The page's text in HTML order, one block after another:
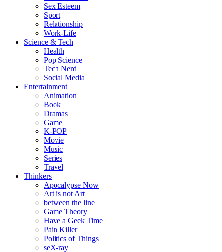
Sex Esteem
Sport
Relationship
Work-Life
Science & Tech
Health
Pop Science
Tech Nerd
Social Media
Entertainment
Animation
Book
Dramas
Game
K-POP
Movie
Music
Series
Travel
Thinkers
Apocalypse Now
Art is not Art
between the line
Game Theory
Have a Geek Time
Pain Killer
Politics of Things
seX-ray